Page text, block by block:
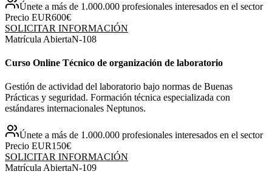
Únete a más de 1.000.000 profesionales interesados en el sector
Precio EUR600€
SOLICITAR INFORMACIÓN
Matrícula AbiertaN-108
Curso Online Técnico de organización de laboratorio
Gestión de actividad del laboratorio bajo normas de Buenas
Prácticas y seguridad. Formación técnica especializada con
estándares internacionales Neptunos.
Únete a más de 1.000.000 profesionales interesados en el sector
Precio EUR150€
SOLICITAR INFORMACIÓN
Matrícula AbiertaN-109